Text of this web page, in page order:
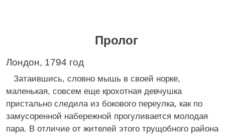
Пролог
Лондон, 1794 год
Затаившись, словно мышь в своей норке,
маленькая, совсем еще крохотная девчушка
пристально следила из бокового переулка, как по
замусоренной набережной прогуливается молодая
пара. В отличие от жителей этого трущобного района